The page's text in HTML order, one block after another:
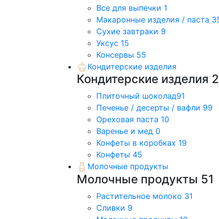
Все для выпечки 1
Макаронные изделия / паста
Сухие завтраки 9
Уксус 15
Консервы 55
Кондитерские изделия
Кондитерские изделия
Плиточный шоколад91
Печенье / десерты / вафли 99
Ореховая паста 10
Варенье и мед 0
Конфеты в коробках 19
Конфеты 45
Молочные продукты
Молочные продукты 51
Растительное молоко 31
Сливки 9